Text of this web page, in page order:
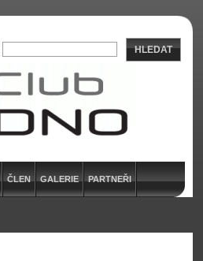
ČLEN GALERIE PARTNEŘI
HLEDAT